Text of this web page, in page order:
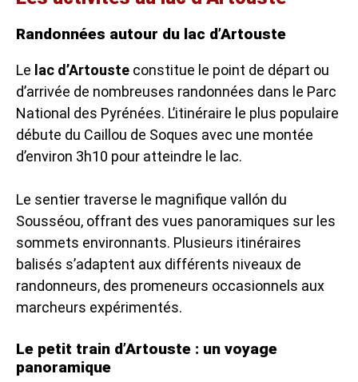
Randonnées autour du lac d’Artouste
Le lac d’Artouste constitue le point de départ ou
d’arrivée de nombreuses randonnées dans le Parc
National des Pyrénées. L’itinéraire le plus populaire
débute du Caillou de Soques avec une montée
d’environ 3h10 pour atteindre le lac.
Le sentier traverse le magnifique vallón du
Sousséou, offrant des vues panoramiques sur les
sommets environnants. Plusieurs itinéraires
balisés s’adaptent aux différents niveaux de
randonneurs, des promeneurs occasionnels aux
marcheurs expérimentés.
Le petit train d’Artouste : un voyage
panoramique